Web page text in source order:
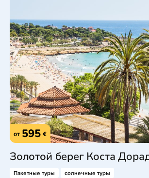
от 595 €
Золотой берег Коста
Пакетные туры солнечные туры